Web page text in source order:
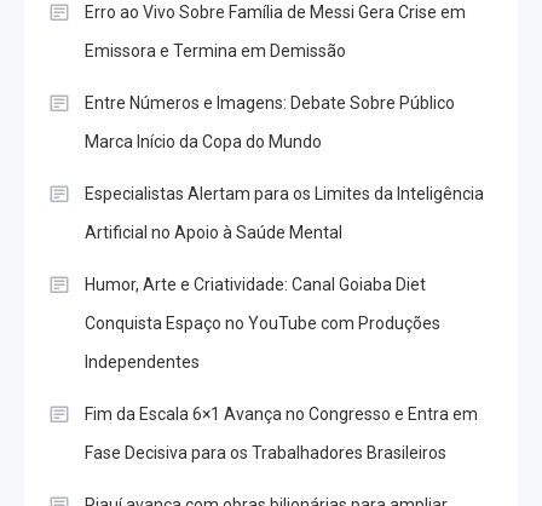
Erro ao Vivo Sobre Família de Messi Gera Crise em
Emissora e Termina em Demissão
Entre Números e Imagens: Debate Sobre Público
Marca Início da Copa do Mundo
Especialistas Alertam para os Limites da Inteligência
Artificial no Apoio à Saúde Mental
Humor, Arte e Criatividade: Canal Goiaba Diet
Conquista Espaço no YouTube com Produções
Independentes
Fim da Escala 6×1 Avança no Congresso e Entra em
Fase Decisiva para os Trabalhadores Brasileiros